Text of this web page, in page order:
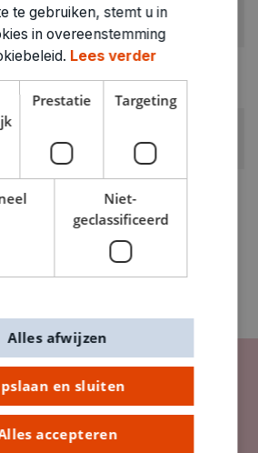
nieuwsbrief
nieuwigheden, inspiratie,
te gebruiken, stemt u in
in overeenstemming
Lees verder
Prestatie Targeting
Niet-
geclassificeerd
en sluiten
accepteren
Alles afwijzen